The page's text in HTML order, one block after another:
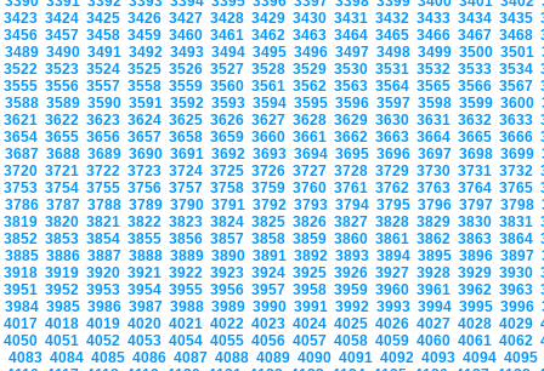
3423 3424 3425 3426 3427 3428 3429 3430 3431 3432 3433 3434 3435
3456 3457 3458 3459 3460 3461 3462 3463 3464 3465 3466 3467 3468
3489 3490 3491 3492 3493 3494 3495 3496 3497 3498 3499 3500 3501
3522 3523 3524 3525 3526 3527 3528 3529 3530 3531 3532 3533 3534
3555 3556 3557 3558 3559 3560 3561 3562 3563 3564 3565 3566 3567
3588 3589 3590 3591 3592 3593 3594 3595 3596 3597 3598 3599 3600
3621 3622 3623 3624 3625 3626 3627 3628 3629 3630 3631 3632 3633
3654 3655 3656 3657 3658 3659 3660 3661 3662 3663 3664 3665 3666
3687 3688 3689 3690 3691 3692 3693 3694 3695 3696 3697 3698 3699
3720 3721 3722 3723 3724 3725 3726 3727 3728 3729 3730 3731 3732
3753 3754 3755 3756 3757 3758 3759 3760 3761 3762 3763 3764 3765
3786 3787 3788 3789 3790 3791 3792 3793 3794 3795 3796 3797 3798
3819 3820 3821 3822 3823 3824 3825 3826 3827 3828 3829 3830 3831
3852 3853 3854 3855 3856 3857 3858 3859 3860 3861 3862 3863 3864
3885 3886 3887 3888 3889 3890 3891 3892 3893 3894 3895 3896 3897
3918 3919 3920 3921 3922 3923 3924 3925 3926 3927 3928 3929 3930
3951 3952 3953 3954 3955 3956 3957 3958 3959 3960 3961 3962 3963
3984 3985 3986 3987 3988 3989 3990 3991 3992 3993 3994 3995 3996
4017 4018 4019 4020 4021 4022 4023 4024 4025 4026 4027 4028 4029
4050 4051 4052 4053 4054 4055 4056 4057 4058 4059 4060 4061 4062
4083 4084 4085 4086 4087 4088 4089 4090 4091 4092 4093 4094 4095